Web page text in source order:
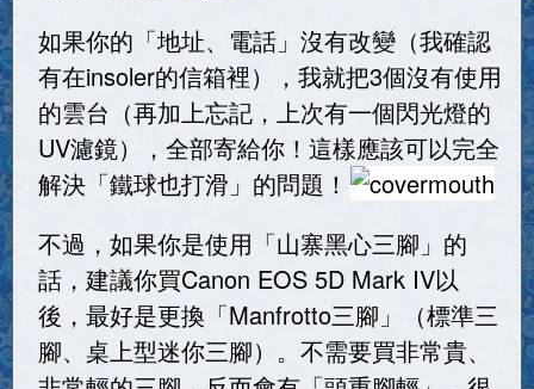
如果你的「地址、電話」沒有改變（我確認
有在insoler的信箱裡），我就把3個沒有使用
的雲台（再加上忘記，上次有一個閃光燈的
UV濾鏡），全部寄給你！這樣應該可以完全
解決「鐵球也打滑」的問題！
不過，如果你是使用「山寨黑心三腳」的
話，建議你買Canon EOS 5D Mark IV以
後，最好是更換「Manfrotto三腳」（標準三
腳、桌上型迷你三腳）。不需要買非常貴、